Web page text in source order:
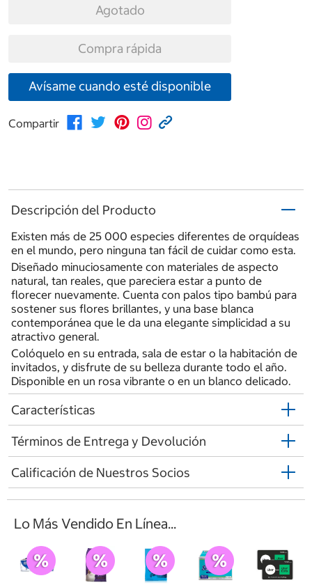
Agotado
Compra rápida
Avísame cuando esté disponible
Compartir
Descripción del Producto
Existen más de 25 000 especies diferentes de orquídeas
en el mundo, pero ninguna tan fácil de cuidar como esta.
Diseñado minuciosamente con materiales de aspecto
natural, tan reales, que pareciera estar a punto de
florecer nuevamente. Cuenta con palos tipo bambú para
sostener sus flores brillantes, y una base blanca
contemporánea que le da una elegante simplicidad a su
atractivo general.
Colóquelo en su entrada, sala de estar o la habitación de
invitados, y disfrute de su belleza durante todo el año.
Disponible en un rosa vibrante o en un blanco delicado.
Características
Términos de Entrega y Devolución
Calificación de Nuestros Socios
Lo Más Vendido En Línea...